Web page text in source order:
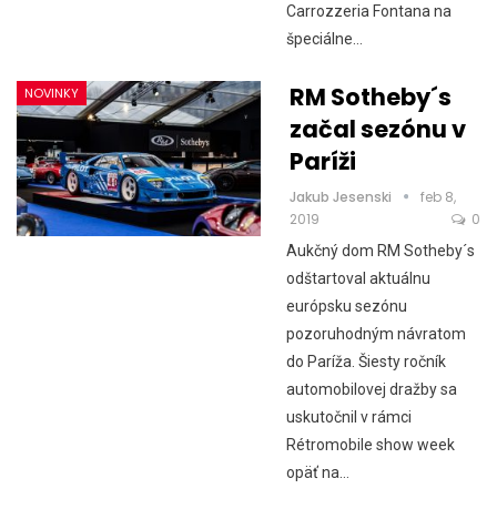
Carrozzeria Fontana na
špeciálne…
NOVINKY
RM Sotheby´s
začal sezónu v
Paríži
Jakub Jesenski
feb 8,
2019
0
Aukčný dom RM Sotheby´s
odštartoval aktuálnu
európsku sezónu
pozoruhodným návratom
do Paríža. Šiesty ročník
automobilovej dražby sa
uskutočnil v rámci
Rétromobile show week
opäť na…